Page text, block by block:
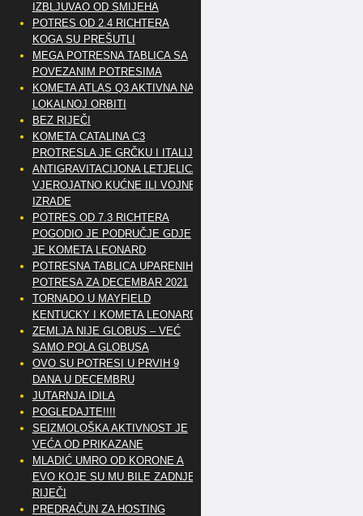
IZBLJUVAO OD SMIJEHA
POTRES OD 2.4 RICHTERA
KOGA SU PREŠUTLI
MEGA POTRESNA TABLICA SA
POVEZANIM POTRESIMA
KOMETA ATLAS Q3 AKTIVNA NA
LOKALNOJ ORBITI
BEZ RIJEČI
KOMETA CATALINA C3
PROTRESLA JE GRČKU I ITALIJU
ANTIGRAVITACIJONA LETJELICA
VJEROJATNO KUĆNE ILI VOJNE
IZRADE
POTRES OD 7.3 RICHTERA
POGODIO JE PODRUČJE GDJE
JE KOMETA LEONARD
POTRESNA TABLICA UPARENIH
POTRESA ZA DECEMBAR 2021
TORNADO U MAYFIELD
KENTUCKY I KOMETA LEONARD
ZEMLJA NIJE GLOBUS – VEĆ
SAMO POLA GLOBUSA
OVO SU POTRESI U PRVIH 9
DANA U DECEMBRU
JUTARNJA IDILA
POGLEDAJTE!!!!
SEIZMOLOŠKA AKTIVNOST JE
VEĆA OD PRIKAZANE
MLADIĆ UMRO OD KORONE A
EVO KOJE SU MU BILE ZADNJE
RIJEČI
PREDRAČUN ZA HOSTING